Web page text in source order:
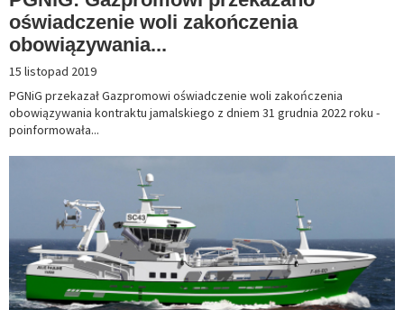
oświadczenie woli zakończenia
obowiązywania...
15 listopad 2019
PGNiG przekazał Gazpromowi oświadczenie woli zakończenia
obowiązywania kontraktu jamalskiego z dniem 31 grudnia 2022 roku -
poinformowała...